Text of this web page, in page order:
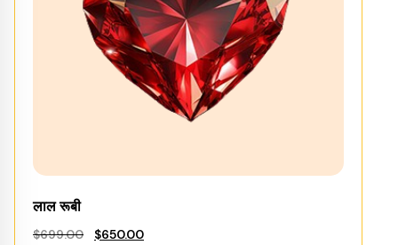
लाल रूबी
$699.00
Original
$650.00Current